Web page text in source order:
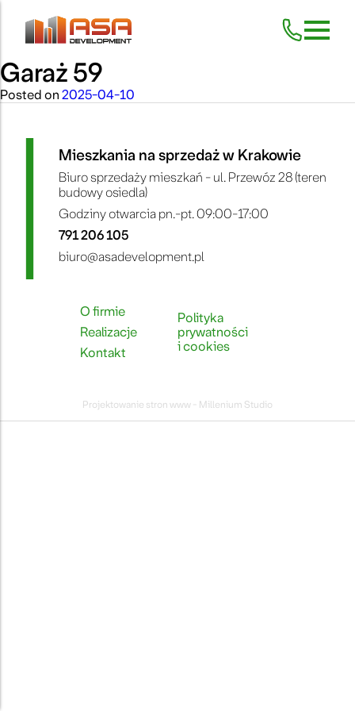
Skip
to
content
Garaż 59
Posted on2025-04-10
Mieszkania na sprzedaż w Krakowie
Biuro sprzedaży mieszkań - ul. Przewóz 28 (teren
budowy osiedla)
Godziny otwarcia pn.-pt. 09:00-17:00
791 206 105
biuro@asadevelopment.pl
O firmie
Realizacje
Kontakt
Polityka
prywatności
i cookies
Projektowanie stron www - Millenium Studio